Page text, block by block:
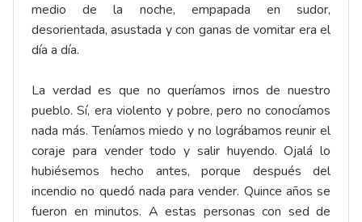
medio de la noche, empapada en sudor,
desorientada, asustada y con ganas de vomitar era el
día a día.
La verdad es que no queríamos irnos de nuestro
pueblo. Sí, era violento y pobre, pero no conocíamos
nada más. Teníamos miedo y no lográbamos reunir el
coraje para vender todo y salir huyendo. Ojalá lo
hubiésemos hecho antes, porque después del
incendio no quedó nada para vender. Quince años se
fueron en minutos. A estas personas con sed de